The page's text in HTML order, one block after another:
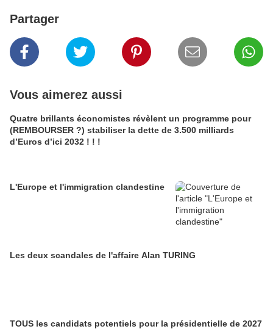
Partager
Vous aimerez aussi
Quatre brillants économistes révèlent un programme pour
(REMBOURSER ?) stabiliser la dette de 3.500 milliards
d’Euros d’ici 2032 ! ! !
L'Europe et l'immigration clandestine
Les deux scandales de l'affaire Alan TURING
TOUS les candidats potentiels pour la présidentielle de 2027